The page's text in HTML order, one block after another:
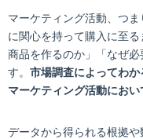
マーケティング活動、つ
に関心を持って購入に至
商品を作るのか」「なぜ
す。 市場調査によってわか
マーケティング活動にお
データから得られる根拠